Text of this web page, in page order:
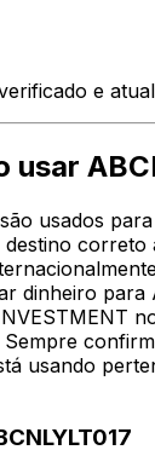
e
usar
usados
correto
dinheiro para
Sempre
usando